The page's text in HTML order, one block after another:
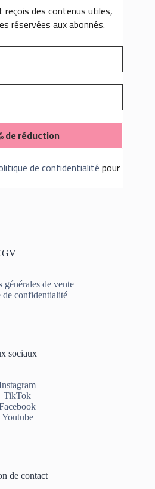
des contenus utiles,
réservées aux abonnés.
de confidentialitépour
générales de vente
de confidentialité
sociaux
TikTok
Youtube
de contact